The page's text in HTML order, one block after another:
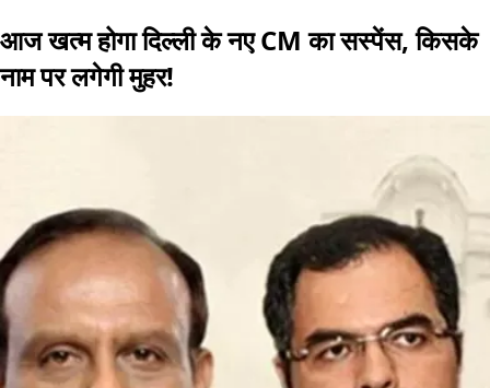
आज खत्म होगा दिल्ली के नए CM का सस्पेंस, किसके
नाम पर लगेगी मुहर!